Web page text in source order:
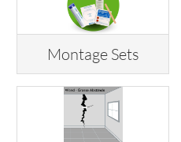
Montage Sets